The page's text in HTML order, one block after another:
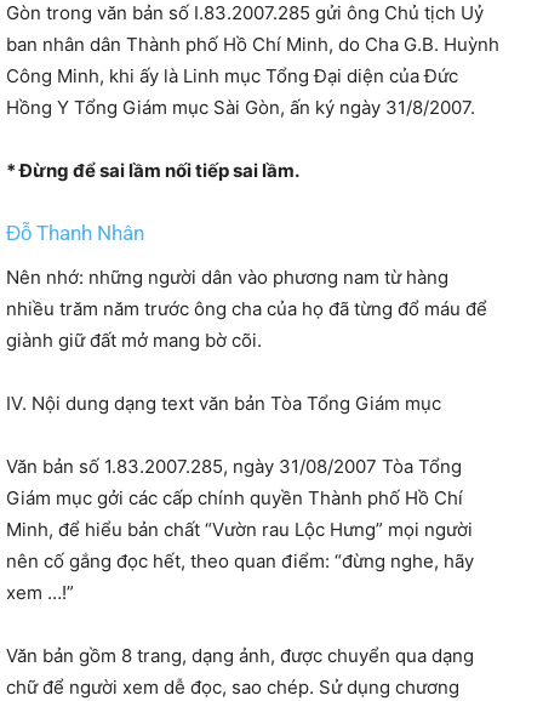
Gòn trong văn bản số I.83.2007.285 gửi ông Chủ tịch Uỷ
ban nhân dân Thành phố Hồ Chí Minh, do Cha G.B. Huỳnh
Công Minh, khi ấy là Linh mục Tổng Đại diện của Đức
Hồng Y Tổng Giám mục Sài Gòn, ấn ký ngày 31/8/2007.
* Đừng để sai lầm nối tiếp sai lầm.
Đỗ Thanh Nhân
Nên nhớ: những người dân vào phương nam từ hàng
nhiều trăm năm trước ông cha của họ đã từng đổ máu để
giành giữ đất mở mang bờ cõi.
IV. Nội dung dạng text văn bản Tòa Tổng Giám mục
Văn bản số 1.83.2007.285, ngày 31/08/2007 Tòa Tổng
Giám mục gởi các cấp chính quyền Thành phố Hồ Chí
Minh, để hiểu bản chất “Vườn rau Lộc Hưng” mọi người
nên cố gắng đọc hết, theo quan điểm: “đừng nghe, hãy
xem …!”
Văn bản gồm 8 trang, dạng ảnh, được chuyển qua dạng
chữ để người xem dễ đọc, sao chép. Sử dụng chương